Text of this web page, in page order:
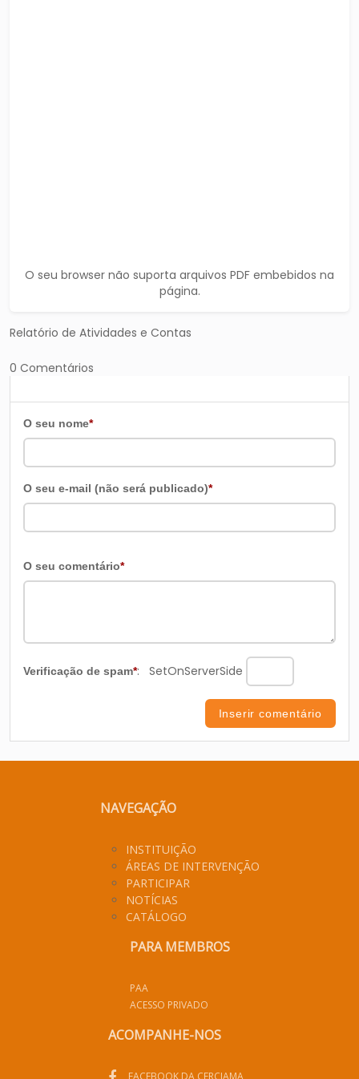
O seu browser não suporta arquivos PDF embebidos na
página.
Relatório de Atividades e Contas
0 Comentários
O seu nome*
O seu e-mail (não será publicado)*
O seu comentário*
Verificação de spam*: SetOnServerSide
NAVEGAÇÃO
INSTITUIÇÃO
ÁREAS DE INTERVENÇÃO
PARTICIPAR
NOTÍCIAS
CATÁLOGO
PARA MEMBROS
PAA
ACESSO PRIVADO
ACOMPANHE-NOS
FACEBOOK DA CERCIAMA